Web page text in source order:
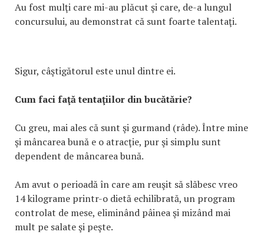
Au fost mulţi care mi-au plăcut şi care, de-a lungul
concursului, au demonstrat că sunt foarte talentaţi.
Sigur, câştigătorul este unul dintre ei.
Cum faci faţă tentaţiilor din bucătărie?
Cu greu, mai ales că sunt şi gurmand (râde). Între mine
şi mâncarea bună e o atracţie, pur şi simplu sunt
dependent de mâncarea bună.
Am avut o perioadă în care am reuşit să slăbesc vreo
14 kilograme printr-o dietă echilibrată, un program
controlat de mese, eliminând pâinea şi mizând mai
mult pe salate şi peşte.